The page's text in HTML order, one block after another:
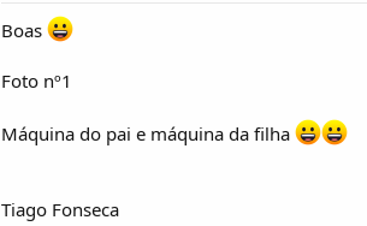
Boas
Foto nº1
Máquina do pai e máquina da filha
Tiago Fonseca